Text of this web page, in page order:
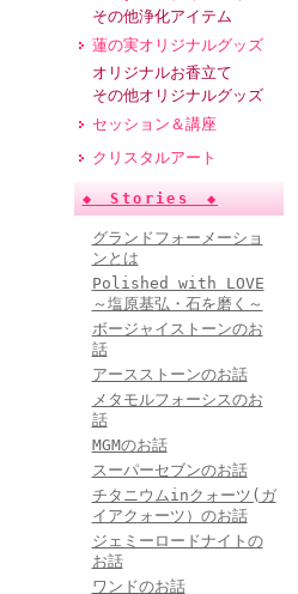
その他浄化アイテム
蓮の実オリジナルグッズ
オリジナルお香立て
その他オリジナルグッズ
セッション＆講座
クリスタルアート
◆ Stories ◆
グランドフォーメーショ
ンとは
Polished with LOVE
～塩原基弘・石を磨く～
ボージャイストーンのお
話
アースストーンのお話
メタモルフォーシスのお
話
MGMのお話
スーパーセブンのお話
チタニウムinクォーツ(ガ
イアクォーツ）のお話
ジェミーロードナイトの
お話
ワンドのお話